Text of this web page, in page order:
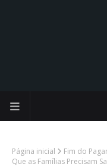
Página inicial
Fim do
Que as Famílias Precisam